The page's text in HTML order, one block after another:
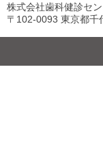
株式会社歯科健診セ
〒102-0093 東京都千